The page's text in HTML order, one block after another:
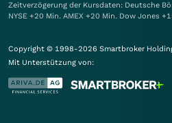
Zeitverzögerung der Kursdaten: Deutsche
NYSE +20 Min. AMEX +20 Min. Dow Jones
Copyright © 1998-2026 Smartbroker
Mit Unterstützung von: